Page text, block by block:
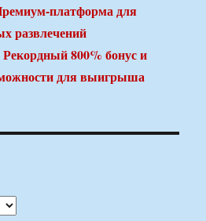
платформа для
развлечений
800% бонус и
для выигрыша